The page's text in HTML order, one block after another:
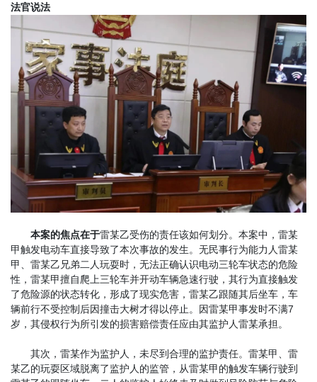
法官说法
本案的焦点在于雷某乙受伤的责任该如何划分。本案中，雷某
甲触发电动车直接导致了本次事故的发生。无民事行为能力人雷某
甲、雷某乙兄弟二人玩耍时，无法正确认识电动三轮车状态的危险
性，雷某甲擅自爬上三轮车并开动车辆急速行驶，其行为直接触发
了危险源的状态转化，形成了现实危害，雷某乙跟随其后坐车，车
辆前行不受控制后因撞击大树才得以停止。因雷某甲事发时不满7
岁，其侵权行为所引发的损害赔偿责任应由其监护人雷某承担。
其次，雷某作为监护人，未尽到合理的监护责任。雷某甲、雷
某乙的玩耍区域脱离了监护人的监管，从雷某甲的触发车辆行驶到